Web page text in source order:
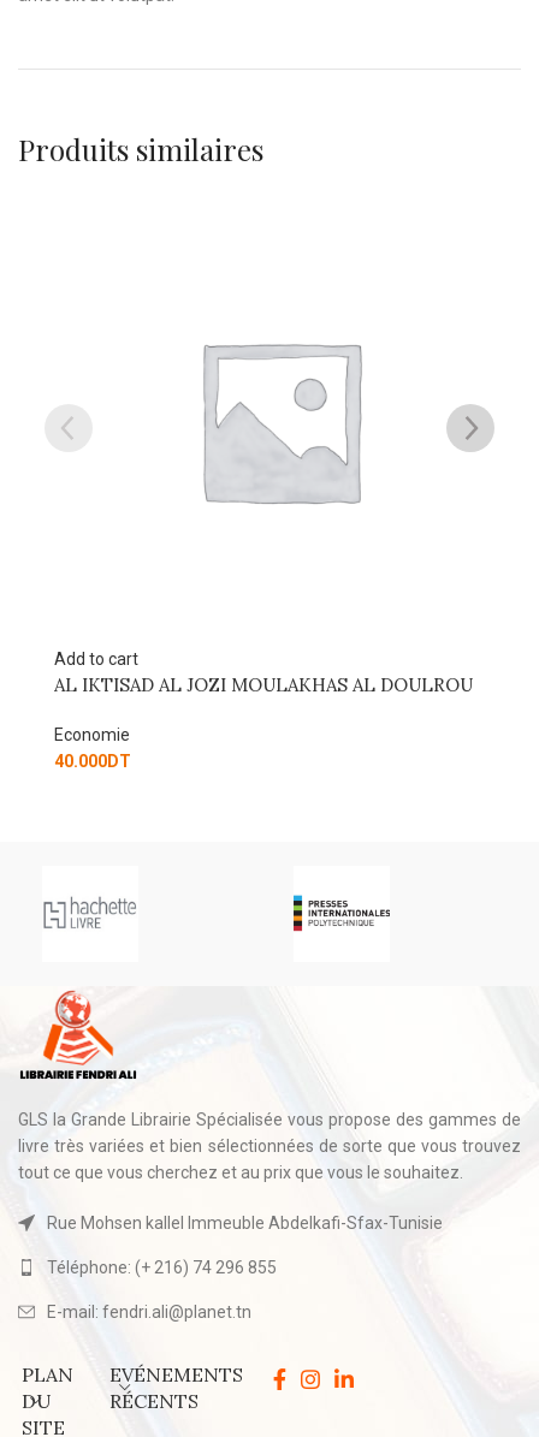
Produits similaires
Add to cart
WHAT TO DO WITH YOU MONEY
Economie
60.000DT
GLS la Grande Librairie Spécialisée vous propose des gammes de
livre très variées et bien sélectionnées de sorte que vous trouvez
tout ce que vous cherchez et au prix que vous le souhaitez.
Rue Mohsen kallel Immeuble Abdelkafi-Sfax-Tunisie
Téléphone: (+ 216) 74 296 855
E-mail: fendri.ali@planet.tn
PLAN
DU
SITE
EVÉNEMENTS
RÉCENTS